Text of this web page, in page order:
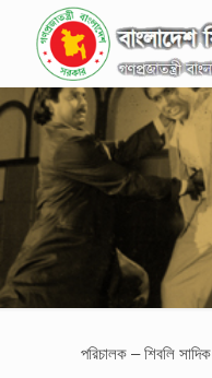
পরিচালক – শিবলি সাদিক